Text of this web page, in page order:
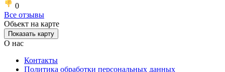
0
Все отзывы
Обьект на карте
Показать карту
О нас
Контакты
Политика обработки персональных данных